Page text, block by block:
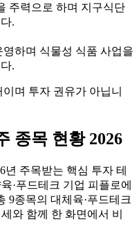
주력으로 하며 지구식단
.
하며 식물성 식품 사업을
.
며 투자 권유가 아닙니
종목 현황 2026
년 주목받는 핵심 투자 테
·푸드테크 기업 피플로에
9종목의 대체육·푸드테크
와 함께 한 화면에서 비